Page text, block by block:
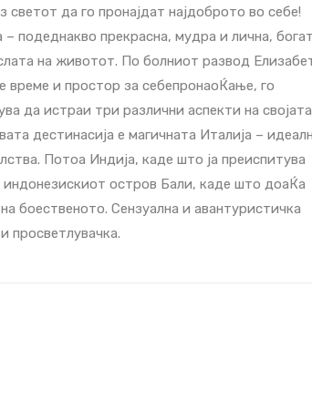
да го пронајдат најдоброто во себе!
подеднакво прекрасна, мудра и лична,
на животот. По болниот развод
време и простор за себепронаоЌање, го
да истраи три различни аспекти на својата
дестинаcија е магичната Италија –
Потоа Индија, каде што ја преиспитува
индонезискиот остров Бали, каде што доаЌа
боественото. Сензуална и авантуристичка
просветлувачка.